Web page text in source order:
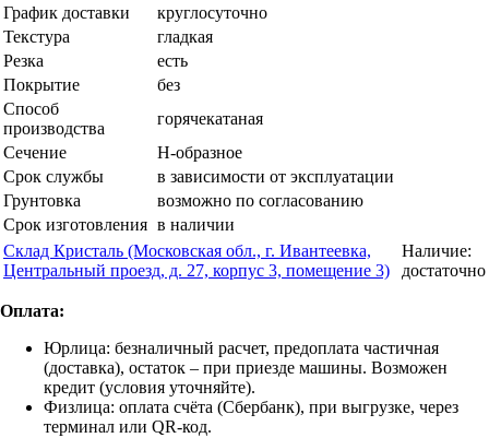
График доставки
круглосуточно
Текстура
гладкая
Резка
есть
Покрытие
без
Способ
производства
горячекатаная
Сечение
Н-образное
Срок службы
в зависимости от эксплуатации
Грунтовка
возможно по согласованию
Срок изготовления в наличии
Склад Кристаль (Московская обл., г. Ивантеевка,
Центральный проезд, д. 27, корпус 3, помещение 3)
Наличие:
достаточно
Оплата:
Юрлица: безналичный расчет, предоплата частичная
(доставка), остаток – при приезде машины. Возможен
кредит (условия уточняйте).
Физлица: оплата счёта (Сбербанк), при выгрузке, через
терминал или QR-код.